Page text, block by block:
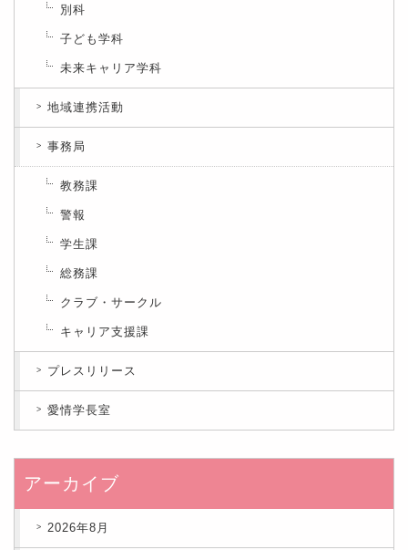
別科
子ども学科
未来キャリア学科
地域連携活動
事務局
教務課
警報
学生課
総務課
クラブ・サークル
キャリア支援課
プレスリリース
愛情学長室
アーカイブ
2026年8月